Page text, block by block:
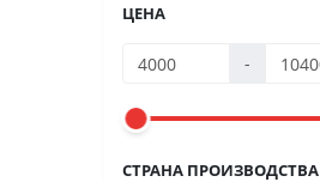
ЦЕНА
-
СТРАНА ПРОИЗВОДСТВА